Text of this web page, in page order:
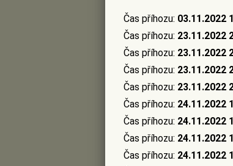
Čas příhozu: 03.11.2022
Čas příhozu: 23.11.2022
Čas příhozu: 23.11.2022
Čas příhozu: 23.11.2022
Čas příhozu: 23.11.2022
Čas příhozu: 24.11.2022
Čas příhozu: 24.11.2022
Čas příhozu: 24.11.2022
Čas příhozu: 24.11.2022